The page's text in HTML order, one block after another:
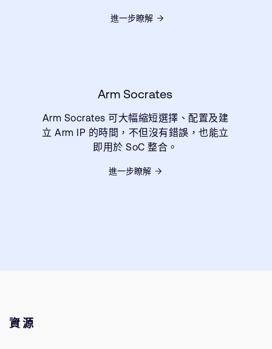
進一步瞭解
Arm Socrates
Arm Socrates 可大幅縮短選擇、配置及建
立 Arm IP 的時間，不但沒有錯誤，也能立
即用於 SoC 整合。
進一步瞭解
資源